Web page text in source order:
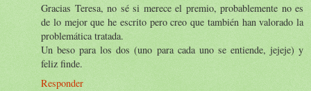
Gracias Teresa, no sé si merece el premio, probablemente no es
de lo mejor que he escrito pero creo que también han valorado la
problemática tratada.
Un beso para los dos (uno para cada uno se entiende, jejeje) y
feliz finde.
Responder